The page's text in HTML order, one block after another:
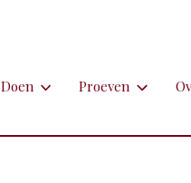
Doen Proeven